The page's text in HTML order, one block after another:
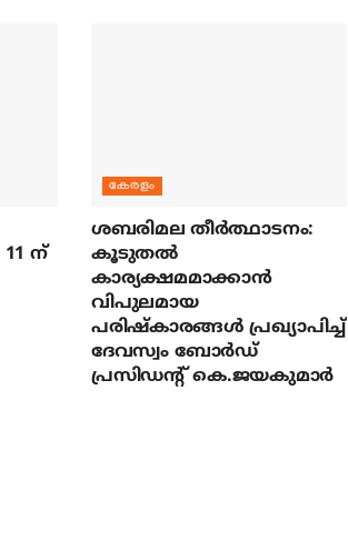
ന്
കേരളം
ശബരിമല തീര്‍ത്ഥാടനം:
കൂടുതല്‍
കാര്യക്ഷമമാക്കാന്‍
വിപുലമായ
പരിഷ്‌കാരങ്ങള്‍ പ്രഖ്യാപിച്ച്
ദേവസ്വം ബോര്‍ഡ്
പ്രസിഡന്റ് കെ.ജയകുമാര്‍